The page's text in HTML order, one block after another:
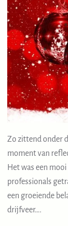
Zo zittend onder
moment van
Het was een
professionals
een groeiende
drijfveer….